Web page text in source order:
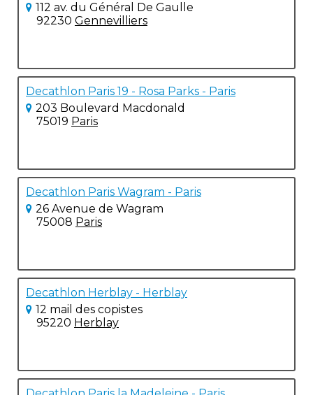
112 av. du Général De Gaulle
92230 Gennevilliers
Decathlon Paris 19 - Rosa Parks - Paris
203 Boulevard Macdonald
75019 Paris
Decathlon Paris Wagram - Paris
26 Avenue de Wagram
75008 Paris
Decathlon Herblay - Herblay
12 mail des copistes
95220 Herblay